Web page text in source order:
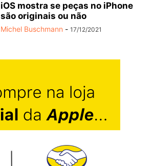
iOS mostra se peças no iPhone
são originais ou não
Michel Buschmann - 17/12/2021